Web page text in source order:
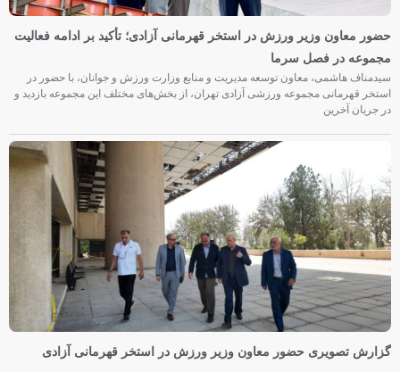
حضور معاون وزیر ورزش در استخر قهرمانی آزادی؛ تأکید بر ادامه فعالیت
مجموعه در فصل سرما
سیدمناف هاشمی، معاون توسعه مدیریت و منابع وزارت ورزش و جوانان، با حضور در
استخر قهرمانی مجموعه ورزشی آزادی تهران، از بخش‌های مختلف این مجموعه بازدید و
در جریان آخرین
گزارش تصویری حضور معاون وزیر ورزش در استخر قهرمانی آزادی